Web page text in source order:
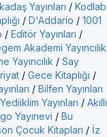
Yayınları / Kodlab
/ D'Addario / 1001
/ Editör Yayınları /
Akademi Yayıncılık
Yayıncılık / Say
/ Gece Kitaplığı /
/ Bilfen Yayınları
Yediiklim Yayınları / Akıllı
Yayınevi / Bu
Çocuk Kitapları / İz